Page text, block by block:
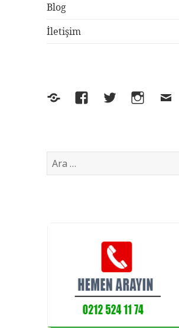
Blog
İletişim
Yelp FacebookTwitterInstagram
E-
Arama: